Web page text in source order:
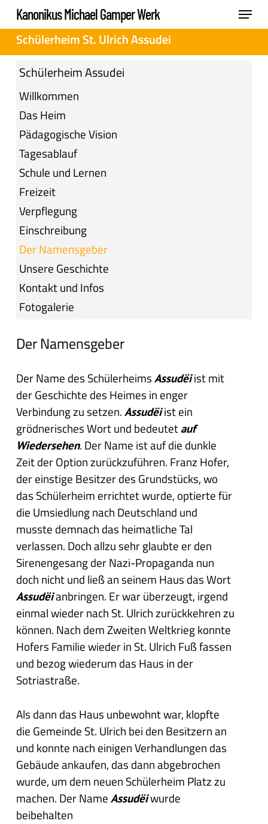
Skip
to
main
content
Kanonikus Michael Gamper Werk Menu
Schülerheim St. Ulrich Assudei
Schülerheim Assudei
Willkommen
Das Heim
Pädagogische Vision
Tagesablauf
Schule und Lernen
Freizeit
Verpflegung
Einschreibung
Der Namensgeber
Unsere Geschichte
Kontakt und Infos
Fotogalerie
Der Namensgeber
Der Name des Schülerheims Assudëiist mit
der Geschichte des Heimes in enger
Verbindung zu setzen. Assudëiist ein
grödnerisches Wort und bedeutet auf
Wiedersehen. Der Name ist auf die dunkle
Zeit der Option zurückzuführen. Franz Hofer,
der einstige Besitzer des Grundstücks, wo
das Schülerheim errichtet wurde, optierte für
die Umsiedlung nach Deutschland und
musste demnach das heimatliche Tal
verlassen. Doch allzu sehr glaubte er den
Sirenengesang der Nazi-Propaganda nun
doch nicht und ließ an seinem Haus das Wort
Assudëianbringen. Er war überzeugt, irgend
einmal wieder nach St. Ulrich zurückkehren zu
können. Nach dem Zweiten Weltkrieg konnte
Hofers Familie wieder in St. Ulrich Fuß fassen
und bezog wiederum das Haus in der
Sotriastraße.
Als dann das Haus unbewohnt war, klopfte
die Gemeinde St. Ulrich bei den Besitzern an
und konnte nach einigen Verhandlungen das
Gebäude ankaufen, das dann abgebrochen
wurde, um dem neuen Schülerheim Platz zu
machen. Der Name Assudëiwurde
beibehalten
Menu